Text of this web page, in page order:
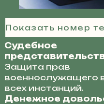
Судебное
Защита прав
военнослужащего
всех инстанций.
Денежное